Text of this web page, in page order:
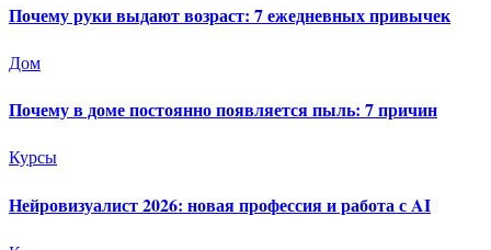
Почему руки выдают возраст: 7 ежедневных привычек
Дом
Почему в доме постоянно появляется пыль: 7 причин
Курсы
Нейровизуалист 2026: новая профессия и работа с AI